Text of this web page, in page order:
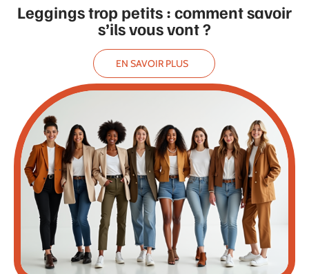
Leggings trop petits : comment savoir
s’ils vous vont ?
EN SAVOIR PLUS